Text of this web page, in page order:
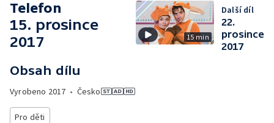
Telefon
15. prosince
2017
Obsah dílu
Vyrobeno 2017 • Česko
Pro děti
15 min
Další díl
22.
prosince
2017